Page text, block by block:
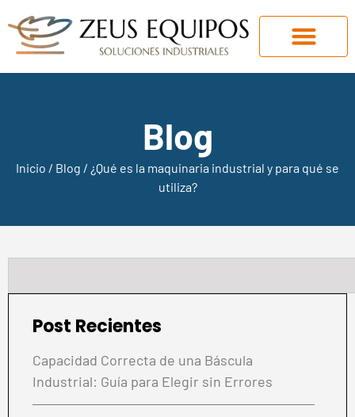
Blog
Inicio / Blog / ¿Qué es la maquinaria industrial y para qué se
utiliza?
Post Recientes
Capacidad Correcta de una Báscula
Industrial: Guía para Elegir sin Errores